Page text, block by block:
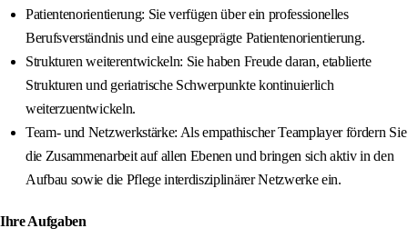
Patientenorientierung: Sie verfügen über ein professionelles
Berufsverständnis und eine ausgeprägte Patientenorientierung.
Strukturen weiterentwickeln: Sie haben Freude daran, etablierte
Strukturen und geriatrische Schwerpunkte kontinuierlich
weiterzuentwickeln.
Team- und Netzwerkstärke: Als empathischer Teamplayer fördern Sie
die Zusammenarbeit auf allen Ebenen und bringen sich aktiv in den
Aufbau sowie die Pflege interdisziplinärer Netzwerke ein.
Ihre Aufgaben